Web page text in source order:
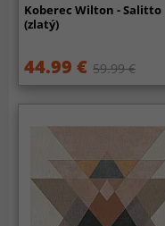
Koberec Wilton - Salitto
(zlatý)
44.99 € 59.99 €